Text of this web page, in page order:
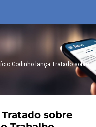
Godinho lança Tratado sobre
sobre